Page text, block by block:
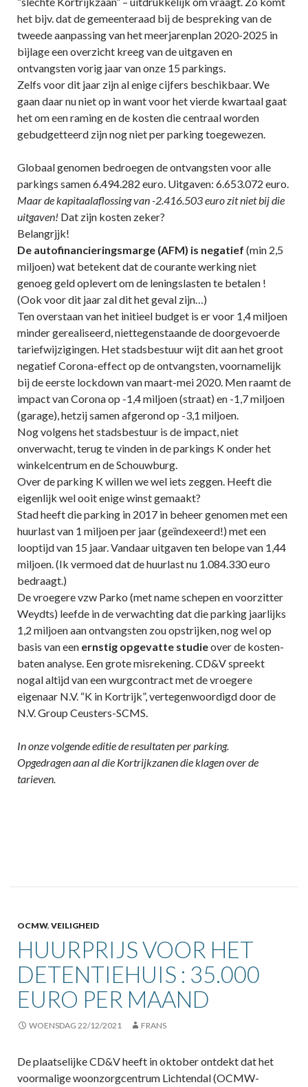
het bijv. dat de gemeenteraad bij de bespreking van de
tweede aanpassing van het meerjarenplan 2020-2025 in
bijlage een overzicht kreeg van de uitgaven en
ontvangsten vorig jaar van onze 15 parkings.
Zelfs voor dit jaar zijn al enige cijfers beschikbaar. We
gaan daar nu niet op in want voor het vierde kwartaal gaat
het om een raming en de kosten die centraal worden
gebudgetteerd zijn nog niet per parking toegewezen.
Globaal genomen bedroegen de ontvangsten voor alle
parkings samen 6.494.282 euro. Uitgaven: 6.653.072 euro.
Maar de kapitaalaflossing van -2.416.503 euro zit niet bij die
uitgaven! Dat zijn kosten zeker?
Belangrjjk!
De autofinancieringsmarge (AFM) is negatief (min 2,5
miljoen) wat betekent dat de courante werking niet
genoeg geld oplevert om de leningslasten te betalen !
(Ook voor dit jaar zal dit het geval zijn…)
Ten overstaan van het initieel budget is er voor 1,4 miljoen
minder gerealiseerd, niettegenstaande de doorgevoerde
tariefwijzigingen. Het stadsbestuur wijt dit aan het groot
negatief Corona-effect op de ontvangsten, voornamelijk
bij de eerste lockdown van maart-mei 2020. Men raamt de
impact van Corona op -1,4 miljoen (straat) en -1,7 miljoen
(garage), hetzij samen afgerond op -3,1 miljoen.
Nog volgens het stadsbestuur is de impact, niet
onverwacht, terug te vinden in de parkings K onder het
winkelcentrum en de Schouwburg.
Over de parking K willen we wel iets zeggen. Heeft die
eigenlijk wel ooit enige winst gemaakt?
Stad heeft die parking in 2017 in beheer genomen met een
huurlast van 1 miljoen per jaar (geïndexeerd!) met een
looptijd van 15 jaar. Vandaar uitgaven ten belope van 1,44
miljoen. (Ik vermoed dat de huurlast nu 1.084.330 euro
bedraagt.)
De vroegere vzw Parko (met name schepen en voorzitter
Weydts) leefde in de verwachting dat die parking jaarlijks
1,2 miljoen aan ontvangsten zou opstrijken, nog wel op
basis van een ernstig opgevatte studieover de kosten-
baten analyse. Een grote misrekening. CD&V spreekt
nogal altijd van een wurgcontract met de vroegere
eigenaar N.V. “K in Kortrijk”, vertegenwoordigd door de
N.V. Group Ceusters-SCMS.
In onze volgende editie de resultaten per parking.
Opgedragen aan al die Kortrijkzanen die klagen over de
tarieven.
OCMW, VEILIGHEID
HUURPRIJS VOOR HET
DETENTIEHUIS : 35.000
EURO PER MAAND
WOENSDAG 22/12/2021 FRANS
De plaatselijke CD&V heeft in oktober ontdekt dat het
voormalige woonzorgcentrum Lichtendal (OCMW-